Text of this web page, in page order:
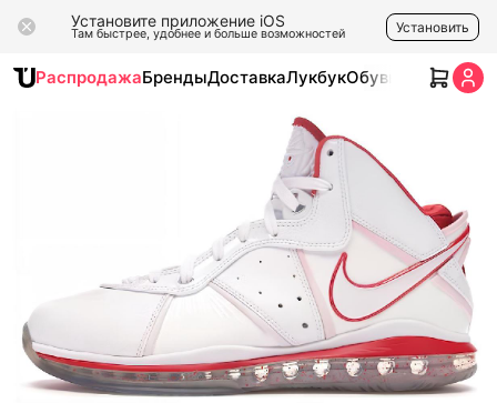
Установите приложение iOS
Там быстрее, удобнее и больше возможностей Установить
РаспродажаБрендыДоставкаЛукбукОбувь Одежда